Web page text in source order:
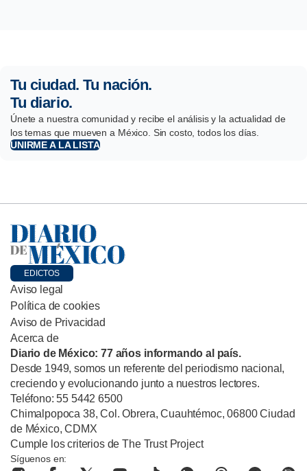
Tu ciudad. Tu nación.
Tu diario.
Únete a nuestra comunidad y recibe el análisis y la actualidad de
los temas que mueven a México. Sin costo, todos los días.
UNIRME A LA LISTA
EDICTOS
Aviso legal
Política de cookies
Aviso de Privacidad
Acerca de
Diario de México: 77 años informando al país.
Desde 1949, somos un referente del periodismo nacional,
creciendo y evolucionando junto a nuestros lectores.
Teléfono: 55 5442 6500
Chimalpopoca 38, Col. Obrera, Cuauhtémoc, 06800 Ciudad
de México, CDMX
Cumple los criterios de The Trust Project
Síguenos en: